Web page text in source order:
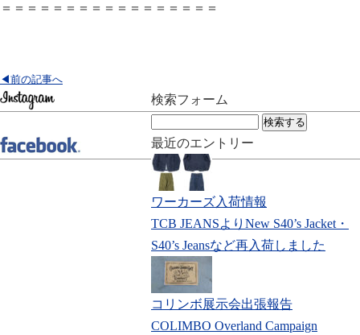
＝＝＝＝＝＝＝＝＝＝＝＝＝＝＝＝＝
◀前の記事へ
検索フォーム
索:
最近のエントリー
ワーカーズ入荷情報
TCB JEANSよりNew S40’s Jacket・
S40’s Jeansなど再入荷しました
コリンボ展示会出張報告
COLIMBO Overland Campaign